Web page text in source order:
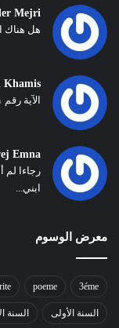
Mejri
هل هناك
Khamis
الآية رقم ١١ بها خطأ لا تَسْمَعُ فِيها لاغِيَةً لقد ضمت التا...
Emna
رجاءا لم
ابني...
معرض الوسوم
3éme
poeme
السنة الأولى السنة